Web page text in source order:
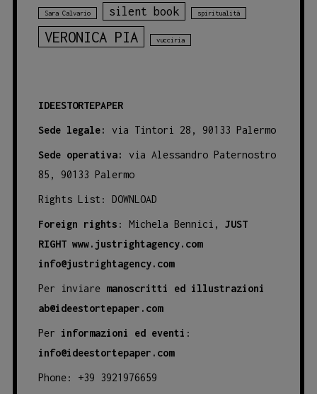
Sara Calvario silent book spiritualità
VERONICA PIA vucciria
IDEESTORTEPAPER
Sede legale: via Tintori 28, 90133 Palermo
Sede operativa:
via Alessandro Paternostro
85, 90133 Palermo
Rights List: DOWNLOAD
Foreign rights : Michela Bennici, JUST
RIGHT www.justrightagency.com
info@justrightagency.com
Per inviare manoscritti ed illustrazioni
ab@ideestortepaper.com
Per informazioni ed eventi :
info@ideestortepaper.com
Phone: +39 3921976659